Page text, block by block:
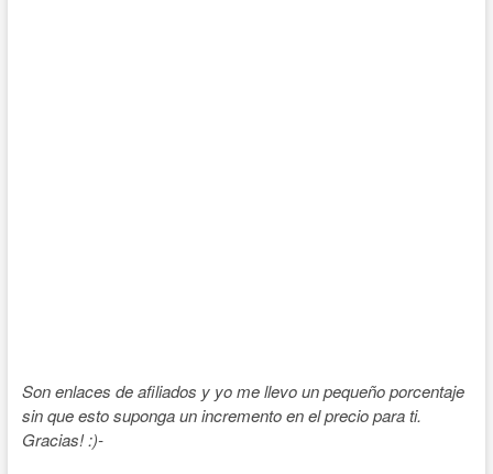
Son enlaces de afiliados y yo me llevo un pequeño porcentaje
sin que esto suponga un incremento en el precio para ti.
Gracias! :)-